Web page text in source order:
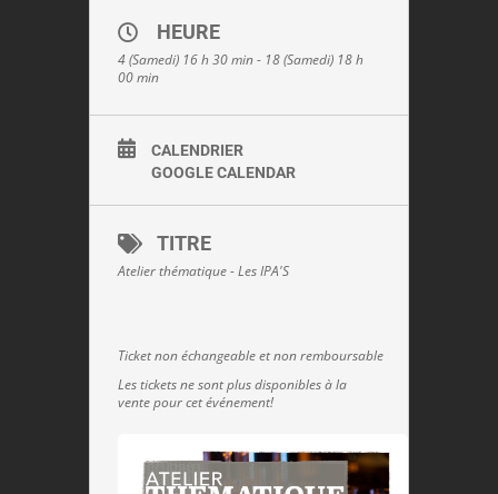
HEURE
4 (Samedi) 16 h 30 min - 18 (Samedi) 18 h
00 min
CALENDRIER
GOOGLE CALENDAR
TITRE
Atelier thématique - Les IPA'S
Ticket non échangeable et non remboursable
Les tickets ne sont plus disponibles à la
vente pour cet événement!